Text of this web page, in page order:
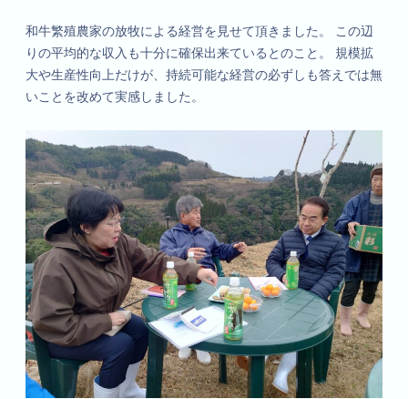
和牛繁殖農家の放牧による経営を見せて頂きました。 この辺
りの平均的な収入も十分に確保出来ているとのこと。 規模拡
大や生産性向上だけが、持続可能な経営の必ずしも答えでは無
いことを改めて実感しました。